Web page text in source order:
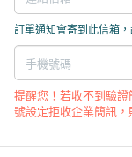
訂單通知會寄到此信箱
提醒您！若收不到驗
號設定拒收企業簡訊